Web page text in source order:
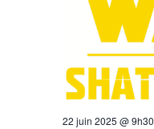
22 juin 2025 @ 9h30